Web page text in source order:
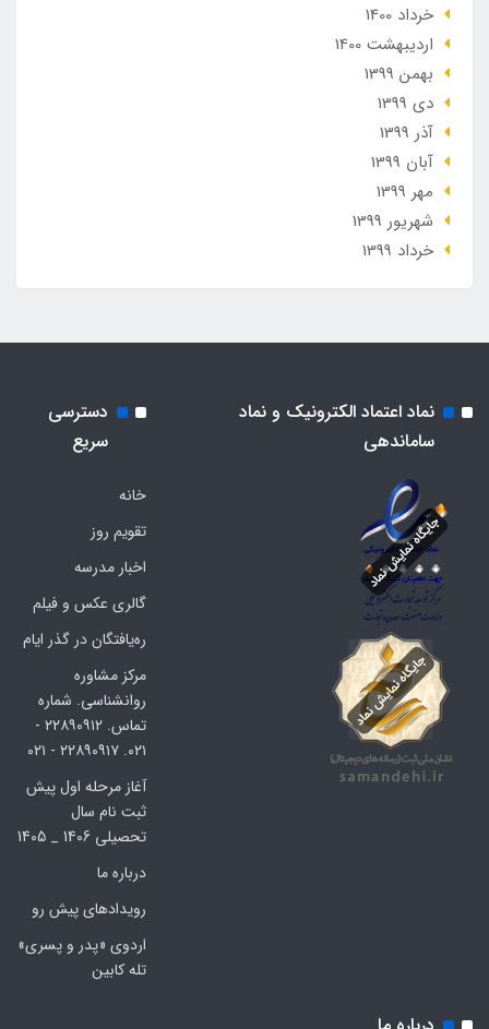
خرداد 1400
ارديبهشت 1400
بهمن 1399
دی 1399
آذر 1399
آبان 1399
مهر 1399
شهریور 1399
خرداد 1399
نماد اعتماد الکترونیک و نماد
ساماندهی
دسترسی
سریع
خانه
تقویم روز
اخبار مدرسه
گالری عکس و فیلم
ره‌یافتگان در گذر ایام
مرکز مشاوره
روانشناسی. شماره
تماس. ۲۲۸۹۰۹۱۲ -
۰۲۱. ۲۲۸۹۰۹۱۷ - ۰۲۱
آغاز مرحله اول پیش
ثبت نام سال
تحصیلی 1406 _ 1405
درباره ما
رویدادهای پیش رو
اردوی «پدر و پسری»
تله کابین